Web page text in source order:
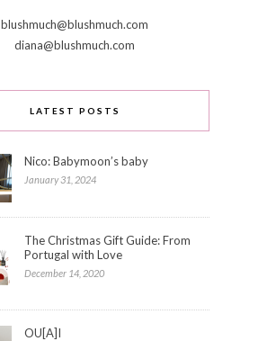
blushmuch@blushmuch.com
diana@blushmuch.com
LATEST POSTS
Nico: Babymoon’s baby
January 31, 2024
The Christmas Gift Guide: From
Portugal with Love
December 14, 2020
OU[A]I